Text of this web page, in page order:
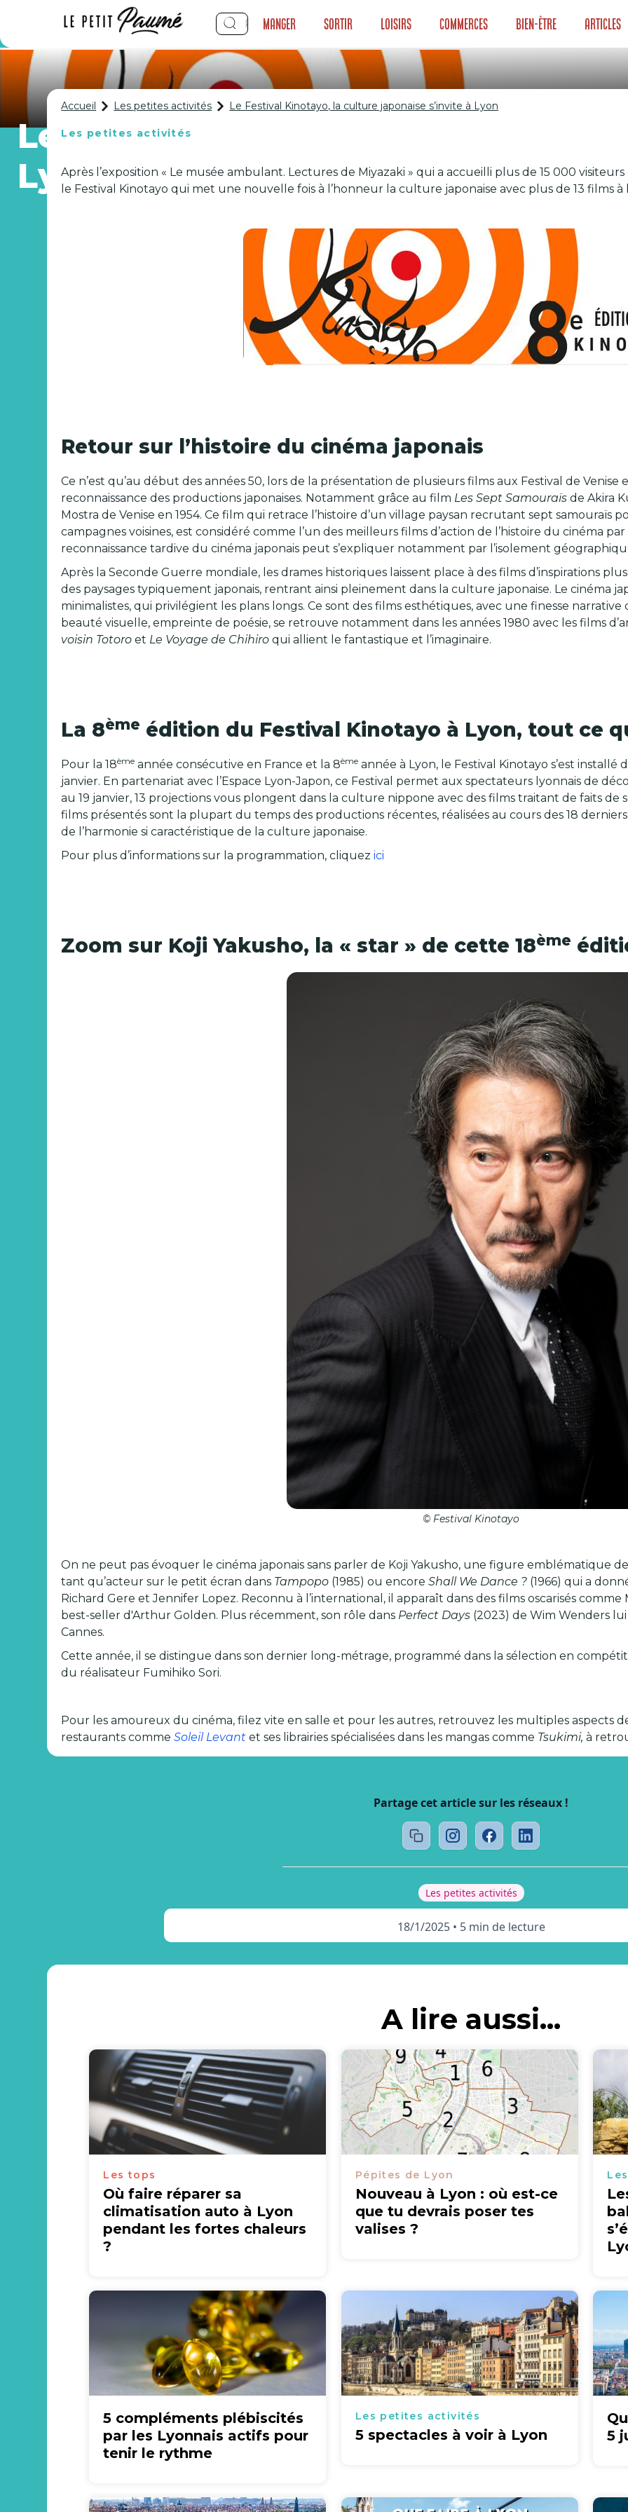
Manger Sortir Loisirs Commerces Bien-être Articles
Le Festival Kinotayo, la culture
Lyon
Accueil Les petites activités Le Festival Kinotayo, la culture japonaise s’invite à Lyon
Les petites activités
Après l’exposition « Le musée ambulant. Lectures de Miyazaki » qui a accueilli plus de 15 000
le Festival Kinotayo qui met une nouvelle fois à l’honneur la culture japonaise avec plus de 13 films à
Retour sur l’histoire du cinéma japonais
Ce n’est qu’au début des années 50, lors de la présentation de plusieurs films aux Festival de Venise
reconnaissance des productions japonaises. Notamment grâce au film Les Sept Samouraïs de Akira
Mostra de Venise en 1954. Ce film qui retrace l’histoire d’un village paysan recrutant sept
campagnes voisines, est considéré comme l’un des meilleurs films d’action de l’histoire du cinéma
reconnaissance tardive du cinéma japonais peut s’expliquer notamment par l’isolement
Après la Seconde Guerre mondiale, les drames historiques laissent place à des films d’inspirations
des paysages typiquement japonais, rentrant ainsi pleinement dans la culture japonaise. Le cinéma
minimalistes, qui privilégient les plans longs. Ce sont des films esthétiques, avec une finesse
beauté visuelle, empreinte de poésie, se retrouve notamment dans les années 1980 avec les films
voisin Totoro et Le Voyage de Chihiro qui allient le fantastique et l’imaginaire.
La 8ème édition du Festival Kinotayo à Lyon, tout ce
Pour la 18ème année consécutive en France et la 8ème année à Lyon, le Festival Kinotayo s’est installé
janvier. En partenariat avec l’Espace Lyon-Japon, ce Festival permet aux spectateurs lyonnais de
au 19 janvier, 13 projections vous plongent dans la culture nippone avec des films traitant de faits de
films présentés sont la plupart du temps des productions récentes, réalisées au cours des 18
de l’harmonie si caractéristique de la culture japonaise.
Pour plus d’informations sur la programmation, cliquezici
Zoom sur Koji Yakusho, la « star » de cette 18ème
© Festival Kinotayo
On ne peut pas évoquer le cinéma japonais sans parler de Koji Yakusho, une figure emblématique
tant qu’acteur sur le petit écran dans Tampopo (1985) ou encoreShall We Dance ? (1966) qui a
Richard Gere et Jennifer Lopez. Reconnu à l’international, il apparaît dans des films oscarisés comme
best-seller d'Arthur Golden. Plus récemment, son rôle dans Perfect Days (2023) de Wim Wenders
Cannes.
Cette année, il se distingue dans son dernier long-métrage, programmé dans la sélection en
du réalisateur Fumihiko Sori.
Pour les amoureux du cinéma, filez vite en salle et pour les autres, retrouvez les multiples aspects
restaurants commeSoleil Levant et ses librairies spécialisées dans les mangas comme Tsukimi,à
Partage cet article sur les réseaux !
Les petites activités
18/1/2025 • 5 min de lecture
A lire aussi...
Les tops
Où faire réparer sa
climatisation auto à Lyon
pendant les fortes chaleurs
?
Pépites de Lyon
Nouveau à Lyon : où est-ce
que tu devrais poser tes
valises ?
5 compléments plébiscités
par les Lyonnais actifs pour
tenir le rythme
Les petites activités
5 spectacles à voir à Lyon
5